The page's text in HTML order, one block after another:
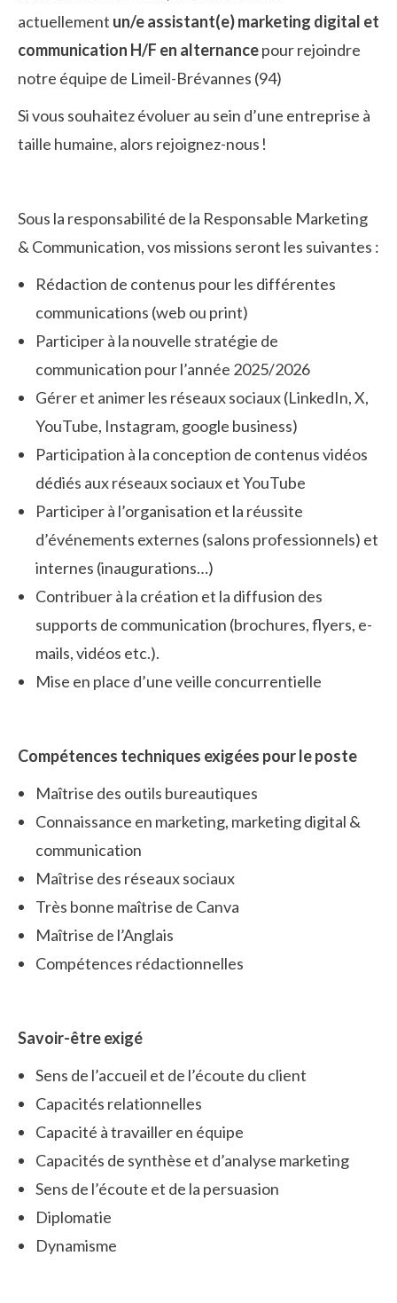
actuellement un/e assistant(e) marketing digital et
communication H/F en alternancepour rejoindre
notre équipe de Limeil-Brévannes (94)
Si vous souhaitez évoluer au sein d’une entreprise à
taille humaine, alors rejoignez-nous !
Sous la responsabilité de la Responsable Marketing
& Communication, vos missions seront les suivantes :
Rédaction de contenus pour les différentes
communications (web ou print)
Participer à la nouvelle stratégie de
communication pour l’année 2025/2026
Gérer et animer les réseaux sociaux (LinkedIn, X,
YouTube, Instagram, google business)
Participation à la conception de contenus vidéos
dédiés aux réseaux sociaux et YouTube
Participer à l’organisation et la réussite
d’événements externes (salons professionnels) et
internes (inaugurations…)
Contribuer à la création et la diffusion des
supports de communication (brochures, flyers, e-
mails, vidéos etc.).
Mise en place d’une veille concurrentielle
Compétences techniques exigées pour le poste
Maîtrise des outils bureautiques
Connaissance en marketing, marketing digital &
communication
Maîtrise des réseaux sociaux
Très bonne maîtrise de Canva
Maîtrise de l’Anglais
Compétences rédactionnelles
Savoir-être exigé
Sens de l’accueil et de l’écoute du client
Capacités relationnelles
Capacité à travailler en équipe
Capacités de synthèse et d’analyse marketing
Sens de l’écoute et de la persuasion
Diplomatie
Dynamisme